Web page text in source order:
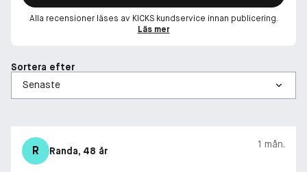
Alla recensioner läses av KICKS kundservice innan publicering.
Läs mer
Sortera efter
R Randa, 48 år
1 mån.